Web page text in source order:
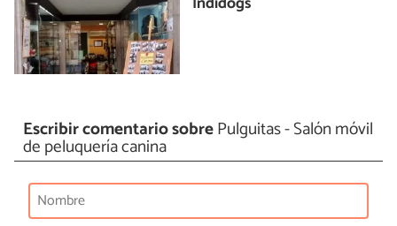
Escribir comentario sobrePulguitas - Salón móvil
de peluquería canina